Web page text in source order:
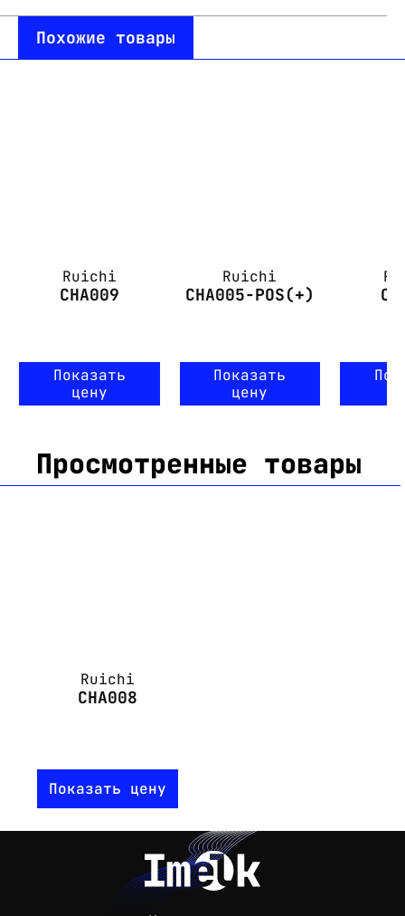
Похожие товары
Ruichi
CHA009
Показать
цену
Ruichi
CHA005-POS(+)
Показать
цену
Просмотренные товары
Ruichi
CHA008
Показать цену